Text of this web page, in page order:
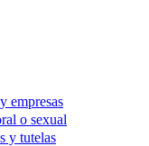
empresas
o sexual
y tutelas